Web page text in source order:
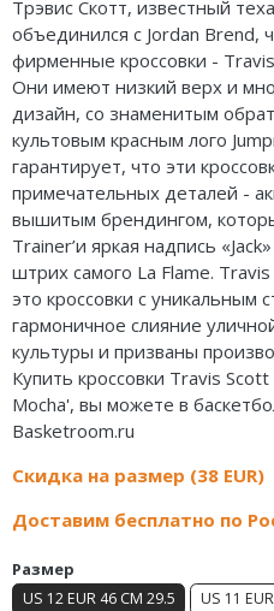
Трэвис Скотт, известный
объединился с Jordan Brend,
фирменные кроссовки -
Они имеют низкий верх и
дизайн, со знаменитым
культовым красным лого
гарантирует, что эти
примечательных деталей -
вышитым брендингом,
Trainer’и яркая надпись
штрих самого La Flame. Travis
это кроссовки с уникальным
гармоничное слияние
культуры и призваны
Купить кроссовки Travis Scott
Mocha', вы можете в
Basketroom.ru
Скидка на размер (38 EUR)
Доставим бесплатно по
Размер
US 12 EUR 46 CM 29.5
US 11
Air Jordan 5
Air Jordan 6
Air Jordan 7
Air Jordan 10
Air Jordan 11
Air Jordan 12
Air Jordan 13
Air Jordan 14
Air Jordan 15
Air Jordan 23
Nike Air Deldon
Nike Sabrina
Nike A’ja
Nike ST
Nike GT
Nike Ja
Nike Book
Nike LeBron
Nike Kyrie
Nike Freak
Nike KD
Nike PG